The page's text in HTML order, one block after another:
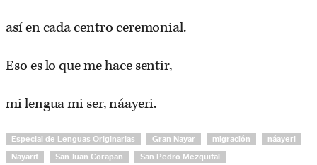
así en cada centro ceremonial.
Eso es lo que me hace sentir,
mi lengua mi ser, náayeri.
Especial de Lenguas Originarias Gran Nayar migración náayeri
Nayarit San Juan Corapan San Pedro Mezquital